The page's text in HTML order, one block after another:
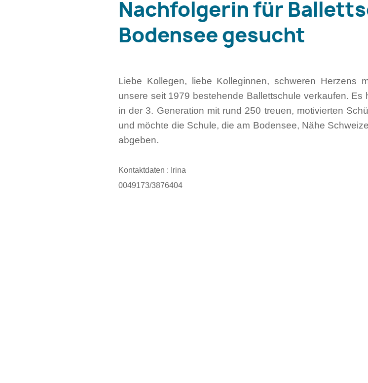
Nachfolgerin für
Bodensee gesucht
Liebe Kollegen, liebe Kolleginnen, schweren Herzens
unsere seit 1979 bestehende Ballettschule verkaufen.
in der 3. Generation mit rund 250 treuen, motivierten
und möchte die Schule, die am Bodensee, Nähe
abgeben.
Kontaktdaten : Irina
0049173/3876404